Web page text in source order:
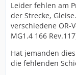
Leider fehlen am
der Strecke,
verschiedene OR-
MG1.4 166
Hat jemanden
die fehlenden